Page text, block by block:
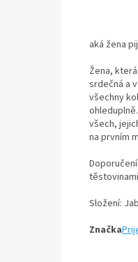
aká žena
Žena,
srdečná a
všechny
všech,
na prvním
Složení:
Značka